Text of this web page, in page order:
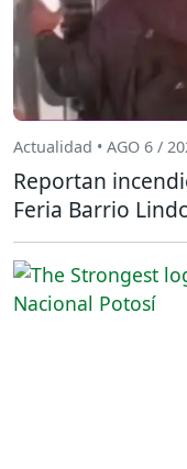
Actualidad • AGO 6 /
Reportan
Feria Barrio